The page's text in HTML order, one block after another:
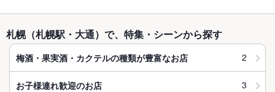
札幌（札幌駅・大通）で、特集・シーンから探す
梅酒・果実酒・カクテルの種類が豊富なお店 2
お子様連れ歓迎のお店 3